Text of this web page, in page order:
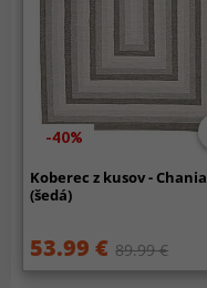
-40%
Koberec z kusov - Chania
(šedá)
53.99 € 89.99 €